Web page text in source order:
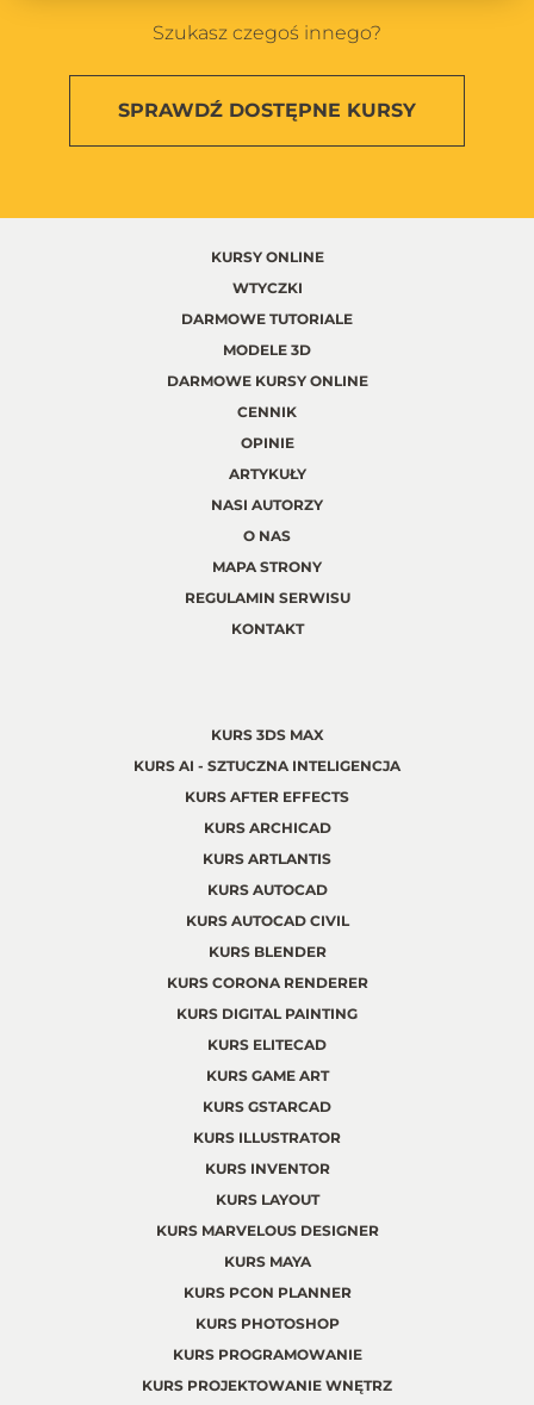
Szukasz czegoś innego?
SPRAWDŹ DOSTĘPNE KURSY
KURSY ONLINE
WTYCZKI
DARMOWE TUTORIALE
MODELE 3D
DARMOWE KURSY ONLINE
CENNIK
OPINIE
ARTYKUŁY
NASI AUTORZY
O NAS
MAPA STRONY
REGULAMIN SERWISU
KONTAKT
KURS 3DS MAX
KURS AI - SZTUCZNA INTELIGENCJA
KURS AFTER EFFECTS
KURS ARCHICAD
KURS ARTLANTIS
KURS AUTOCAD
KURS AUTOCAD CIVIL
KURS BLENDER
KURS CORONA RENDERER
KURS DIGITAL PAINTING
KURS ELITECAD
KURS GAME ART
KURS GSTARCAD
KURS ILLUSTRATOR
KURS INVENTOR
KURS LAYOUT
KURS MARVELOUS DESIGNER
KURS MAYA
KURS PCON PLANNER
KURS PHOTOSHOP
KURS PROGRAMOWANIE
KURS PROJEKTOWANIE WNĘTRZ